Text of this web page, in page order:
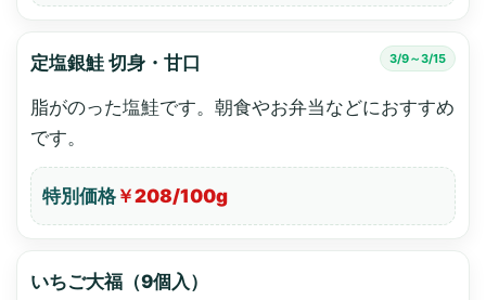
定塩銀鮭 切身・甘口 3/9～3/15
脂がのった塩鮭です。朝食やお弁当などにおすすめ
です。
特別価格 ￥208/100g
いちご大福（9個入）